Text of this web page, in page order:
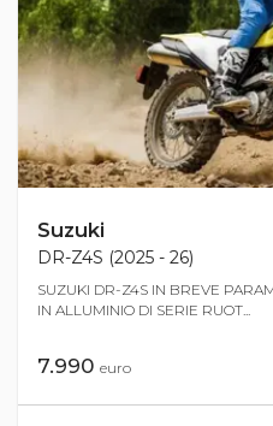
Suzuki
DR-Z4S (2025 - 26)
SUZUKI DR-Z4S IN BREVE
IN ALLUMINIO DI SERIE RUOT...
7.990 euro